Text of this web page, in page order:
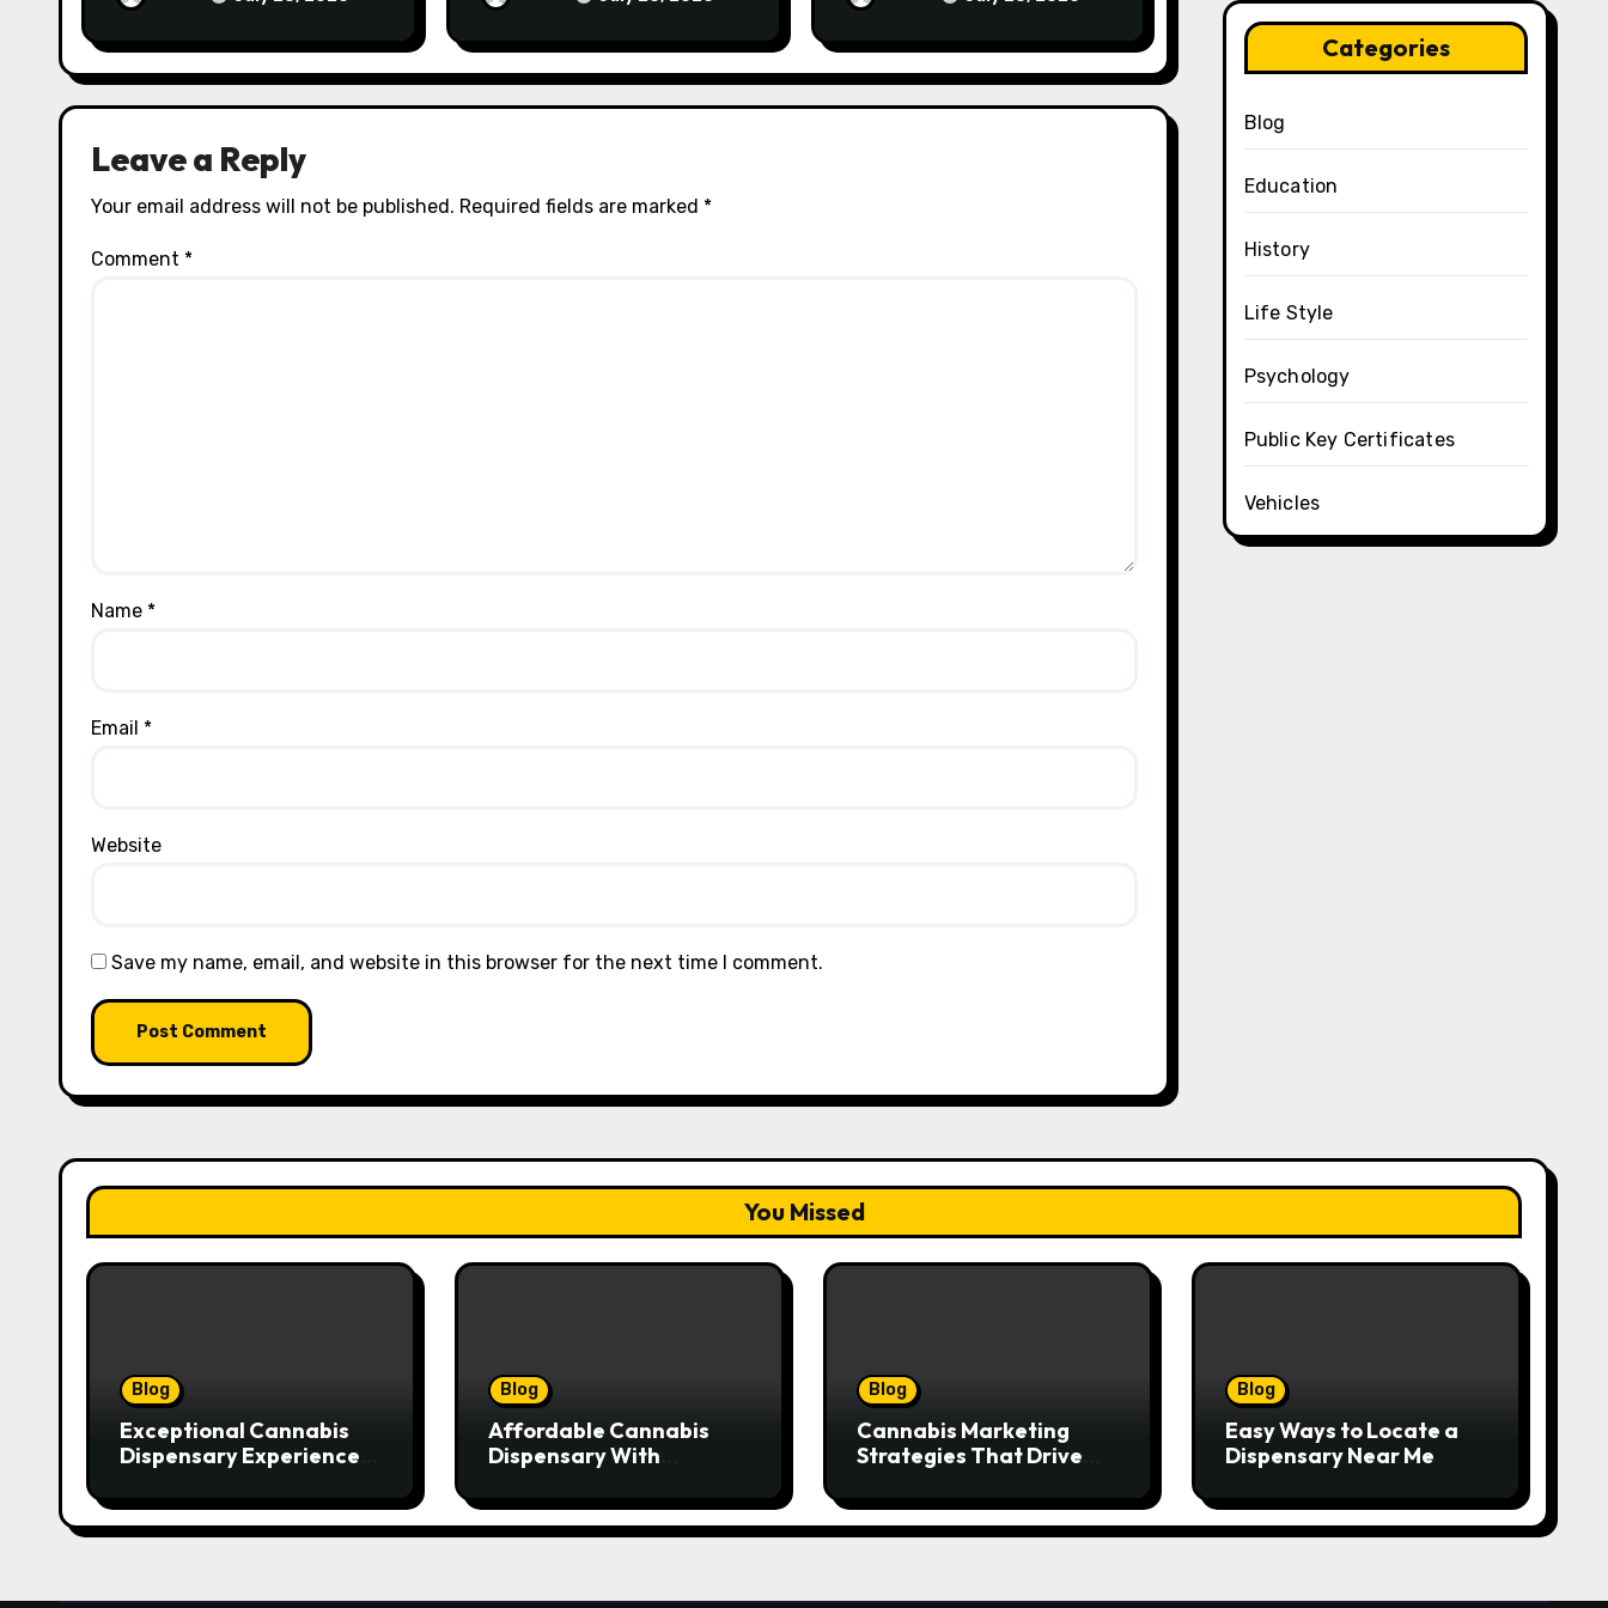
Service
Customer Trust
Leave a Reply
Your email address will not be published. Required fields are marked *
Comment *
Name *
Email *
Website
Save my name, email, and website in this browser for the next time I comment.
Categories
Blog
Education
History
Life Style
Psychology
Public Key Certificates
Vehicles
You Missed
Blog
Exceptional Cannabis
Dispensary Experience
Blog
Affordable Cannabis
Dispensary With
Service
Blog
Cannabis Marketing
Strategies That Drive
Customer Trust
Blog
Easy Ways to Locate a
Dispensary Near Me